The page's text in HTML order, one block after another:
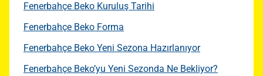
Fenerbahçe Beko Kuruluş Tarihi
Fenerbahçe Beko Forma
Fenerbahçe Beko Yeni Sezona Hazırlanıyor
Fenerbahçe Beko’yu Yeni Sezonda Ne Bekliyor?